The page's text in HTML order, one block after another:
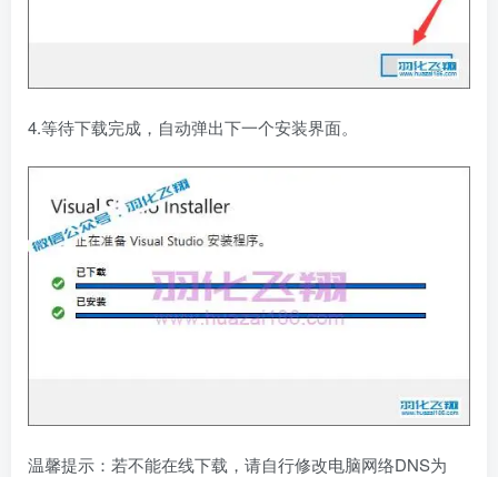
4.等待下载完成，自动弹出下一个安装界面。
温馨提示：若不能在线下载，请自行修改电脑网络DNS为